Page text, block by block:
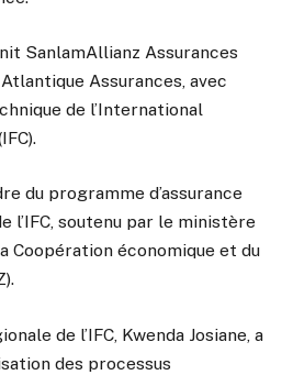
SanlamAllianz Assurances
Assurances, avec
de l’International
du programme d’assurance
l’IFC, soutenu par le ministère
Coopération économique et du
de l’IFC, Kwenda Josiane, a
des processus